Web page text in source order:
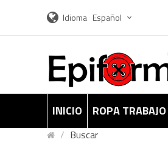
Idioma Español
INICIO ROPA TRABAJO
Buscar